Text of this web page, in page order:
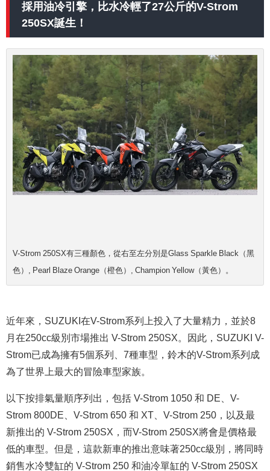
採用油冷引擎，比水冷輕了27公斤的V-Strom
250SX誕生！
V-Strom 250SX有三種顏色，從右至左分別是Glass Sparkle Black（黑
色）, Pearl Blaze Orange（橙色）, Champion Yellow（黃色）。
近年來，SUZUKI在V-Strom系列上投入了大量精力，並於8
月在250cc級別市場推出 V-Strom 250SX。因此，SUZUKI V-
Strom已成為擁有5個系列、7種車型，鈴木的V-Strom系列成
為了世界上最大的冒險車型家族。
以下按排氣量順序列出，包括 V-Strom 1050 和 DE、V-
Strom 800DE、V-Strom 650 和 XT、V-Strom 250，以及最
新推出的 V-Strom 250SX，而V-Strom 250SX將會是價格最
低的車型。但是，這款新車的推出意味著250cc級別，將同時
銷售水冷雙缸的 V-Strom 250 和油冷單缸的 V-Strom 250SX